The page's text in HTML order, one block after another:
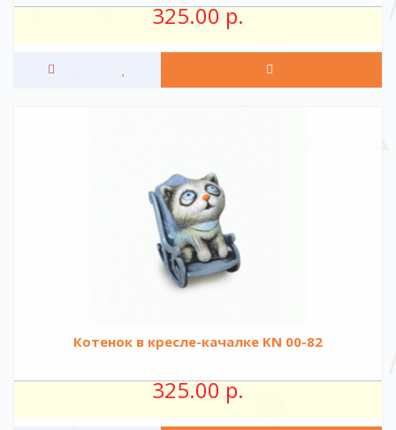
325.00 р.
Котенок в кресле-качалке KN 00-82
325.00 р.